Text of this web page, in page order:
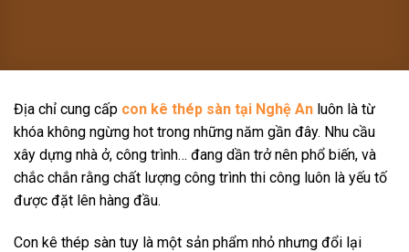
Địa chỉ cung cấp con kê thép sàn tại Nghệ An luôn là từ
khóa không ngừng hot trong những năm gần đây. Nhu cầu
xây dựng nhà ở, công trình… đang dần trở nên phổ biến, và
chắc chắn rằng chất lượng công trình thi công luôn là yếu tố
được đặt lên hàng đầu.
Con kê thép sàn tuy là một sản phẩm nhỏ nhưng đổi lại